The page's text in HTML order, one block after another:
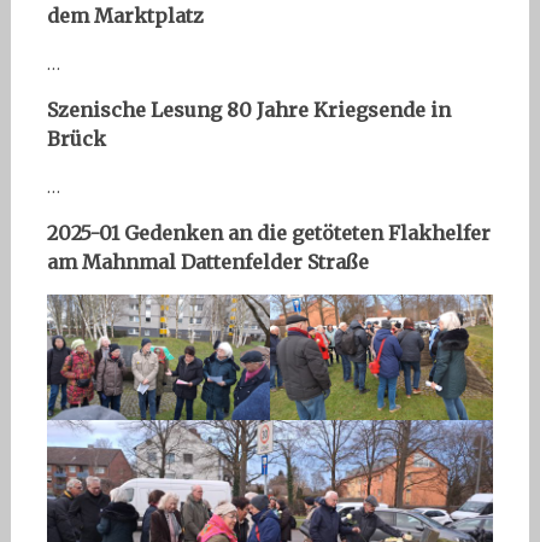
dem Marktplatz
…
Szenische Lesung 80 Jahre Kriegsende in
Brück
…
2025-01 Gedenken an die getöteten Flakhelfer
am Mahnmal Dattenfelder Straße